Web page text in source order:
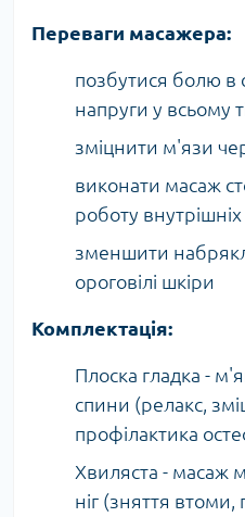
Переваги масажера:
позбутися болю в
напруги у всьому
зміцнити м'язи
виконати масаж
роботу внутрішніх
зменшити
ороговілі шкіри
Комплектація:
Плоска гладка -
спини (релакс,
профілактика
Хвиляста - масаж
ніг (зняття